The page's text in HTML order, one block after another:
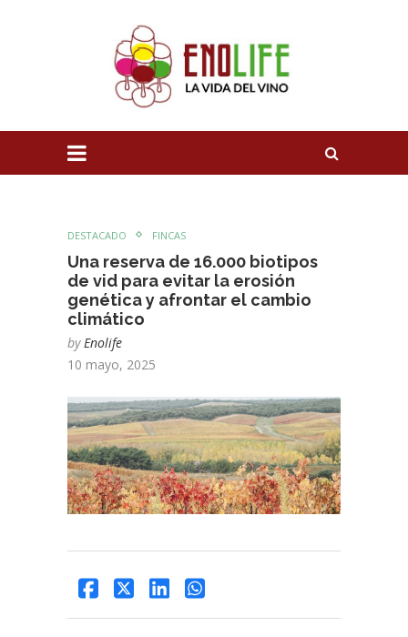
DESTACADO FINCAS
Una reserva de 16.000 biotipos
de vid para evitar la erosión
genética y afrontar el cambio
climático
by Enolife
10 mayo, 2025